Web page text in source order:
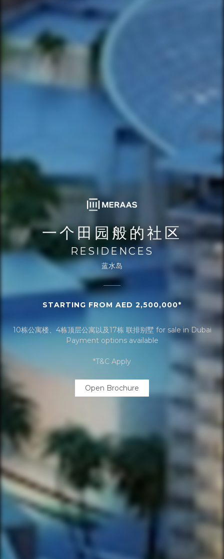
一个田园般的社区
RESIDENCES
蓝水岛
STARTING FROM AED 2,500,000*
10栋公寓楼、4栋顶层公寓以及17栋 联排别墅 for sale in Dubai
Payment options available
*T&C Apply
Open Brochure